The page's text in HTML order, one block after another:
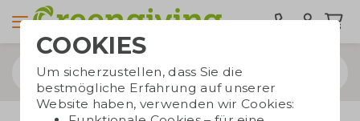
COOKIES
Um sicherzustellen, dass Sie die
bestmögliche Erfahrung auf unserer
Website haben, verwenden wir Cookies: